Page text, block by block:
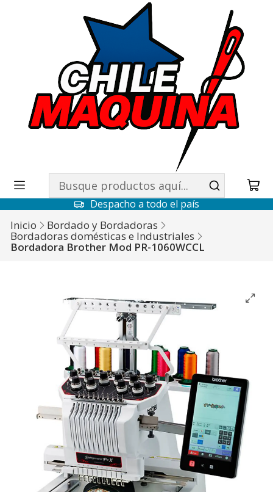
Despacho a todo el país
Inicio Bordado y Bordadoras
Bordadoras domésticas e Industriales
Bordadora Brother Mod PR-1060WCCL